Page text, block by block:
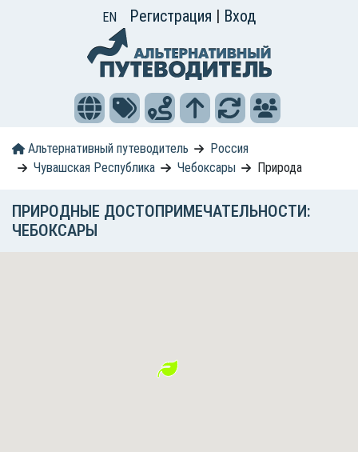
EN Регистрация | Вход
Альтернативный путеводитель
Россия
Чувашская Республика
Чебоксары Природа
ПРИРОДНЫЕ ДОСТОПРИМЕЧАТЕЛЬНОСТИ:
ЧЕБОКСАРЫ